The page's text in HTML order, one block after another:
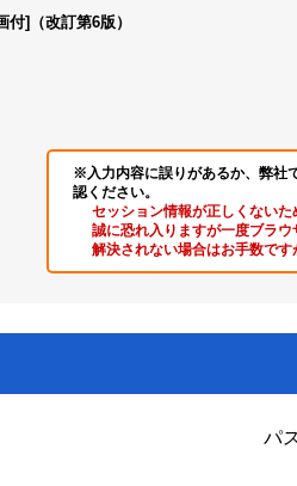
]（改訂第6版）
※入力内容に誤りがあるか、弊社
認ください。
セッション情報が正しくないた
誠に恐れ入りますが一度ブラウ
解決されない場合はお手数です
パ